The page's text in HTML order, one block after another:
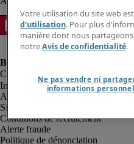
Informations sur la société
Avis de confidentialité
Site web et cookies
Conditions de recrutement
Alerte fraude
Politique de dénonciation
Votre utilisation du site web
d'utilisation. Pour plus
manière dont nous
notreAvis de confidentialité.
Ne pas vendre ni
informations